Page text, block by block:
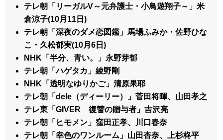
テレ朝「リーガルV～元弁護士・小鳥遊翔子～」米
倉涼子(10月11日)
テレ朝「深夜のダメ恋図鑑」馬場ふみか・佐野ひな
こ・久松郁実(10月6日)
NHK「半分、青い。」永野芽郁
テレ朝「ハゲタカ」綾野剛
NHK「透明なゆりかご」清原果耶
テレ朝「dele（ディーリー）」菅田将暉、山田孝之
テレ東「GIVER 復讐の贈与者」吉沢亮
テレ朝「ヒモメン」窪田正孝、川口春奈
テレ朝「幸色のワンルーム」山田杏奈、上杉柊平